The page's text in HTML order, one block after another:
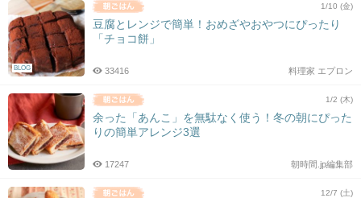
BLOG
1/10 (金)
豆腐とレンジで簡単！おめざやおやつにぴったり
「チョコ餅」
料理家 エプロン
33416
1/2 (木)
余った「あんこ」を無駄なく使う！冬の朝にぴった
りの簡単アレンジ3選
朝時間.jp編集部
17247
12/7 (土)